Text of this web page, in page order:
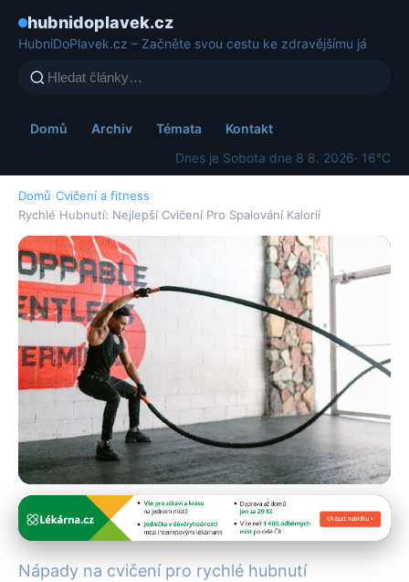
hubnidoplavek.cz
HubniDoPlavek.cz – Začněte svou cestu ke zdravějšímu já
Domů Archiv Témata
Kontakt
Dnes je Sobota dne 8 8. 2026· 16°C
Domů›Cvičení a fitness›
Rychlé Hubnutí: Nejlepší Cvičení Pro Spalování Kalorií
Cvičení a fitness
Rychlé Hubnutí: Nejlepší
Nápady na cvičení pro rychlé hubnutí